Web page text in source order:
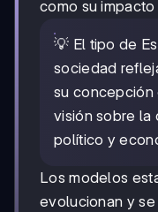
como su
💡 El tipo de
sociedad
su concepción
visión sobre la
político y
Los modelos
evolucionan y